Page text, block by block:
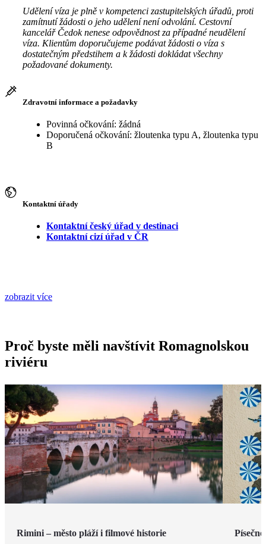
Udělení víza je plně v kompetenci zastupitelských úřadů, proti
zamítnutí žádosti o jeho udělení není odvolání. Cestovní
kancelář Čedok nenese odpovědnost za případné neudělení
víza. Klientům doporučujeme podávat žádosti o víza s
dostatečným předstihem a k žádosti dokládat všechny
požadované dokumenty.
Zdravotní informace a požadavky
Povinná očkování: žádná
Doporučená očkování: žloutenka typu A, žloutenka typu
B
Kontaktní úřady
Kontaktní český úřad v destinaci
Kontaktní cizí úřad v ČR
zobrazit více
Proč byste měli navštívit Romagnolskou
riviéru
Rimini – město pláží i filmové historie